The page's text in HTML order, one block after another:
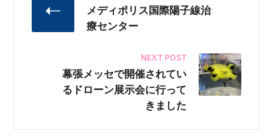
メディポリス国際陽子線治
療センター
NEXT POST
幕張メッセで開催されてい
るドローン展示会に行って
きました